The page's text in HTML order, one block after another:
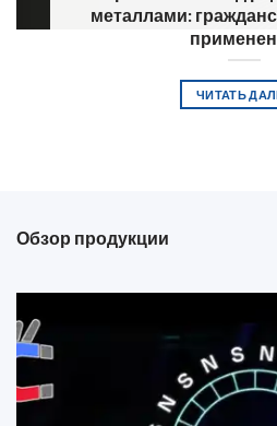
металлами:
ЧИТАТЬ
Обзор продукции